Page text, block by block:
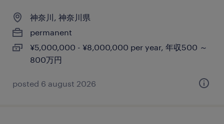
神奈川, 神奈川県
permanent
¥5,000,000 - ¥8,000,000 per year, 年収500 ～
800万円
posted 6 august 2026